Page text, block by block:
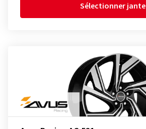
Sélectionner jante